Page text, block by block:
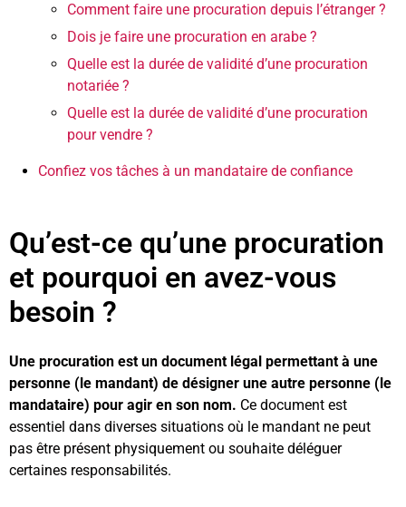
Comment faire une procuration depuis l’étranger ?
Dois je faire une procuration en arabe ?
Quelle est la durée de validité d’une procuration
notariée ?
Quelle est la durée de validité d’une procuration
pour vendre ?
Confiez vos tâches à un mandataire de confiance
Qu’est-ce qu’une procuration
et pourquoi en avez-vous
besoin ?
Une procuration est un document légal permettant à une
personne (le mandant) de désigner une autre personne (le
mandataire) pour agir en son nom. Ce document est
essentiel dans diverses situations où le mandant ne peut
pas être présent physiquement ou souhaite déléguer
certaines responsabilités.